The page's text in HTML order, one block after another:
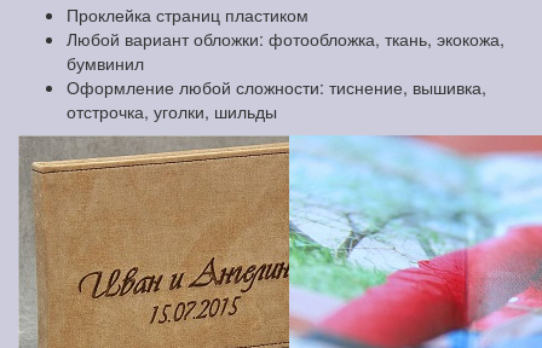
Проклейка страниц пластиком
Любой вариант обложки: фотообложка, ткань, экокожа,
бумвинил
Оформление любой сложности: тиснение, вышивка,
отстрочка, уголки, шильды